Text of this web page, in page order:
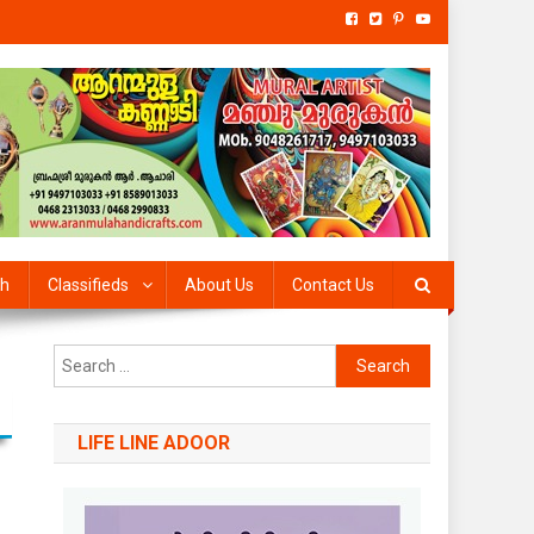
Classifieds About Us Contact Us
Search
for:
LIFE LINE ADOOR